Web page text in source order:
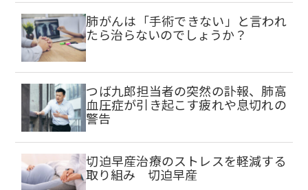
肺がんは「手術できない」と言われ
たら治らないのでしょうか？
つば九郎担当者の突然の訃報、肺高
血圧症が引き起こす疲れや息切れの
警告
切迫早産治療のストレスを軽減する
取り組み 切迫早産